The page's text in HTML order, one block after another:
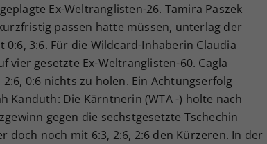
Ex-Weltranglisten-26. Tamira Paszek
passen hatte müssen, unterlag der
0:6, 3:6. Für die Wildcard-Inhaberin Claudia
vier gesetzte Ex-Weltranglisten-60. Cagla
0:6 nichts zu holen. Ein Achtungserfolg
Kanduth: Die Kärntnerin (WTA -) holte nach
gegen die sechstgesetzte Tschechin
doch noch mit 6:3, 2:6, 2:6 den Kürzeren. In der